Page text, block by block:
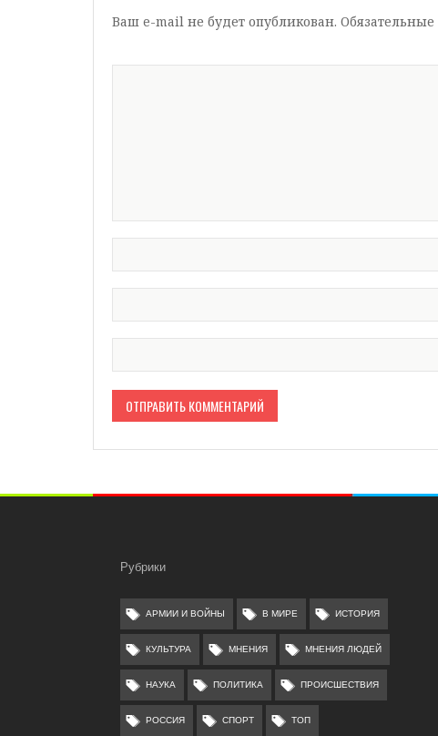
Ваш e-mail не будет опубликован.
Рубрики
АРМИИ И ВОЙНЫ В МИРЕ ИСТОРИЯ
КУЛЬТУРА МНЕНИЯ МНЕНИЯ ЛЮДЕЙ
НАУКА ПОЛИТИКА ПРОИСШЕСТВИЯ
РОССИЯ СПОРТ ТОП